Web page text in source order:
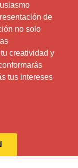
de
no solo
creatividad y
tus intereses